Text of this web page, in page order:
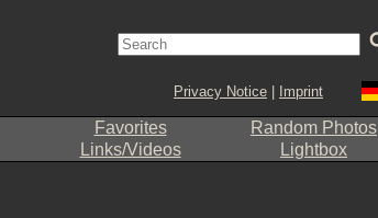
Privacy Notice Imprint
Favorites
Random Photos
Links/Videos Lightbox